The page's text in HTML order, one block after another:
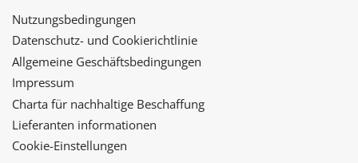
Nutzungsbedingungen
Datenschutz- und Cookierichtlinie
Allgemeine Geschäftsbedingungen
Impressum
Charta für nachhaltige Beschaffung
Lieferanten informationen
Cookie-Einstellungen